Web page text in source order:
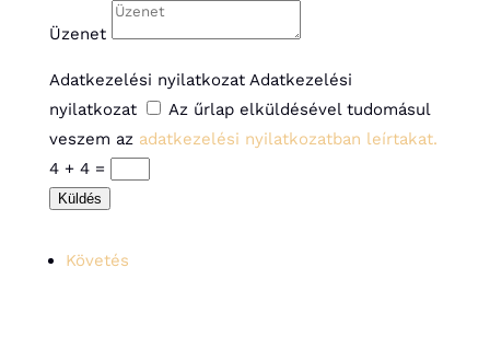
Üzenet
Adatkezelési nyilatkozat Adatkezelési
nyilatkozat
Az űrlap elküldésével tudomásul
veszem az adatkezelési nyilatkozatban leírtakat.
4 + 4=
Küldés
Követés